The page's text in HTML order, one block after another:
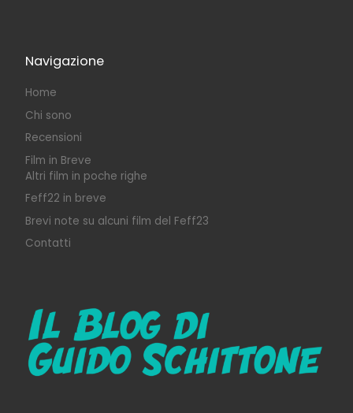
Navigazione
Home
Chi sono
Recensioni
Film in Breve
Altri film in poche righe
Feff22 in breve
Brevi note su alcuni film del Feff23
Contatti